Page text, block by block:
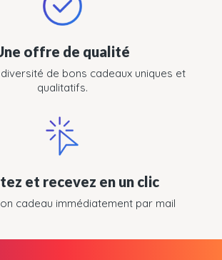
offre de qualité
de bons cadeaux uniques et
qualitatifs.
et recevez en un clic
cadeau immédiatement par mail